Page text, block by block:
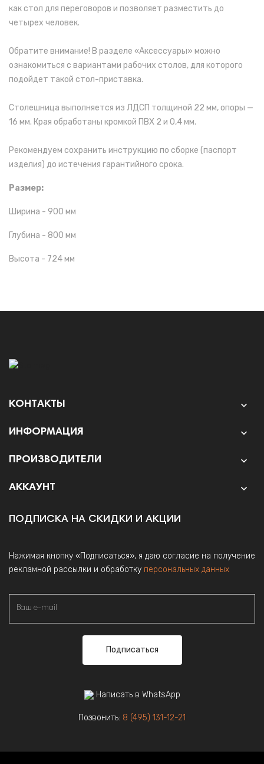
как стол для переговоров и позволяет разместить до
четырех человек.
Обратите внимание! В разделе «Аксессуары» можно
ознакомиться с вариантами рабочих столов, для которого
подойдет такой стол-приставка.
Столешница выполняется из ЛДСП толщиной 22 мм, опоры —
16 мм. Края обработаны кромкой ПВХ 2 и 0,4 мм.
Рекомендуем сохранить инструкцию по сборке (паспорт
изделия) до истечения гарантийного срока.
Размер:
Ширина - 900 мм
Глубина - 800 мм
Высота - 724 мм
КОНТАКТЫ 
ИНФОРМАЦИЯ 
ПРОИЗВОДИТЕЛИ 
АККАУНТ 
ПОДПИСКА НА СКИДКИ И АКЦИИ
Нажимая кнопку «Подписаться», я даю согласие на получение
рекламной рассылки и обработку персональных данных
Подписаться
Написать в WhatsApp
Позвонить: 8 (495) 131-12-21